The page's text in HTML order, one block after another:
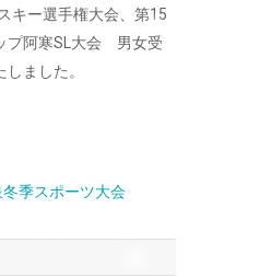
キー選手権大会、第15
プ阿寒SL大会 男女受
ました。
季スポーツ大会